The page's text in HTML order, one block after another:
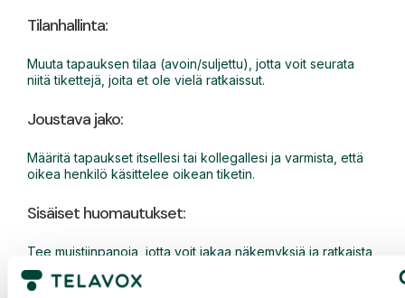
Tilanhallinta:
Muuta tapauksen tilaa (avoin/suljettu), jotta voit seurata
niitä tikettejä, joita et ole vielä ratkaissut.
Joustava jako:
Määritä tapaukset itsellesi tai kollegallesi ja varmista, että
oikea henkilö käsittelee oikean tiketin.
Sisäiset huomautukset:
Tee muistiinpanoja, jotta voit jakaa näkemyksiä ja ratkaista
ongelmia nopeammin.